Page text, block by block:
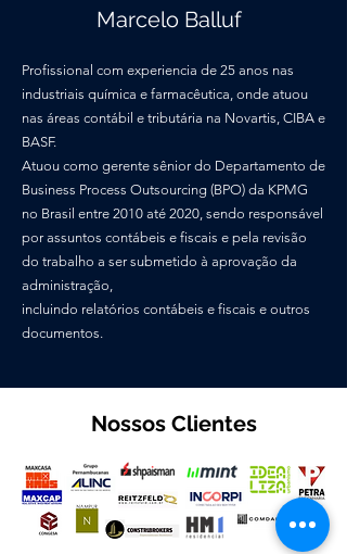
Marcelo Balluf
Profissional com experiencia de 25 anos nas
industriais química e farmacêutica, onde atuou
nas áreas contábil e tributária na Novartis, CIBA e
BASF.
Atuou como gerente sênior do Departamento de
Business Process Outsourcing (BPO) da KPMG
no Brasil entre 2010 até 2020, sendo responsável
por assuntos contábeis e fiscais e pela revisão
do trabalho a ser submetido à aprovação da
administração,
incluindo relatórios contábeis e fiscais e outros
documentos.
Nossos Clientes